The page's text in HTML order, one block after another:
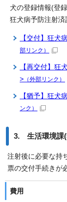
犬の登録情報(登
狂犬病予防注射済
【交付】狂犬
部リンク）
【再交付】狂
> （外部リンク）
【猶予】狂犬
ンク）
3. 生活環境課
注射後に必要な持
票の交付手続きが
費用